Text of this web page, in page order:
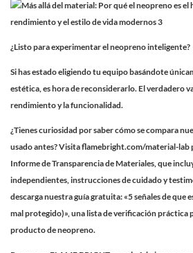
¿Listo para experimentar el neopreno inteligente?
Si has estado eligiendo tu equipo basándote
estética, es hora de reconsiderarlo. El verdadero
rendimiento y la funcionalidad.
¿Tienes curiosidad por saber cómo se compara
usado antes? Visitaflamebright.com/material-lab
Informe de Transparencia de Materiales, que
independientes, instrucciones de cuidado y
descarga nuestra guía gratuita: «5 señales de que
mal protegido)», una lista de verificación práctica
producto de neopreno.